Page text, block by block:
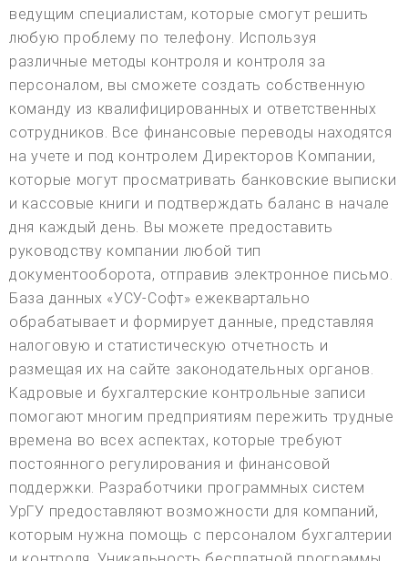
ведущим специалистам, которые смогут решить
любую проблему по телефону. Используя
различные методы контроля и контроля за
персоналом, вы сможете создать собственную
команду из квалифицированных и ответственных
сотрудников. Все финансовые переводы находятся
на учете и под контролем Директоров Компании,
которые могут просматривать банковские выписки
и кассовые книги и подтверждать баланс в начале
дня каждый день. Вы можете предоставить
руководству компании любой тип
документооборота, отправив электронное письмо.
База данных «УСУ-Софт» ежеквартально
обрабатывает и формирует данные, представляя
налоговую и статистическую отчетность и
размещая их на сайте законодательных органов.
Кадровые и бухгалтерские контрольные записи
помогают многим предприятиям пережить трудные
времена во всех аспектах, которые требуют
постоянного регулирования и финансовой
поддержки. Разработчики программных систем
УрГУ предоставляют возможности для компаний,
которым нужна помощь с персоналом бухгалтерии